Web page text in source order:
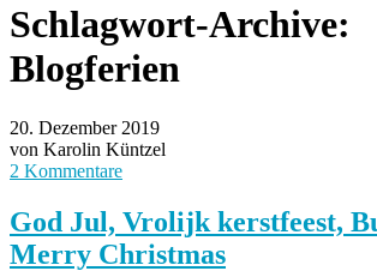
Schlagwort-Archive:
Blogferien
20. Dezember 2019
von Karolin Küntzel
2 Kommentare
God Jul, Vrolijk kerstfeest,
Merry Christmas